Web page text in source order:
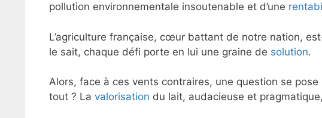
pollution environnementale insoutenable et d’une
L’agriculture française, cœur battant de notre nation,
le sait, chaque défi porte en lui une graine de solution.
Alors, face à ces vents contraires, une question se pose
tout ? La valorisation du lait, audacieuse et